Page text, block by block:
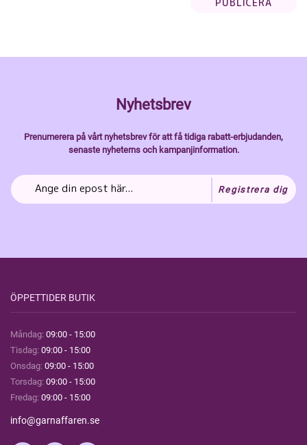
Nyhetsbrev
Prenumerera på vårt nyhetsbrev för att få tidiga rabatt-erbjudanden,
senaste nyheterns och kampanjinformation.
Registrera dig
ÖPPETTIDER BUTIK
Måndag: 09:00 - 15:00
Tisdag: 09:00 - 15:00
Onsdag: 09:00 - 15:00
Torsdag: 09:00 - 15:00
Fredag: 09:00 - 15:00
info@garnaffaren.se